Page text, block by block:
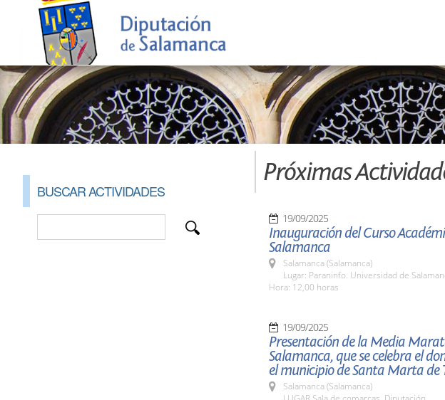
BUSCAR ACTIVIDADES
Próximas
19/09/2025
Inauguración del Curso
Salamanca
Salamanca (Salamanca)
Lugar: Paraninfo. Universidad de
Hora: 12,00 horas
19/09/2025
Presentación de la Media
Salamanca, que se celebra el
el municipio de Santa Marta de
Salamanca (Salamanca)